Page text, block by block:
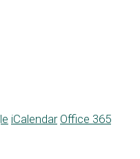
iCalendar Office 365